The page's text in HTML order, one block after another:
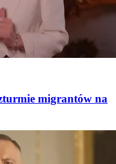
migrantów na